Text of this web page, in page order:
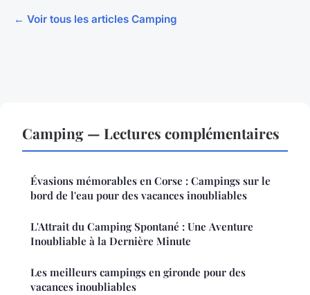
← Voir tous les articles Camping
Camping — Lectures complémentaires
Évasions mémorables en Corse : Campings sur le
bord de l'eau pour des vacances inoubliables
L'Attrait du Camping Spontané : Une Aventure
Inoubliable à la Dernière Minute
Les meilleurs campings en gironde pour des
vacances inoubliables